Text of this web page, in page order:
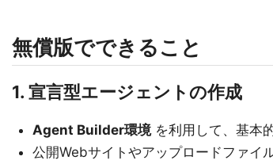
無償版でできること
1. 宣言型エージェントの作成
Agent Builder環境を利用して、基本
公開Webサイトやアップロードファイ